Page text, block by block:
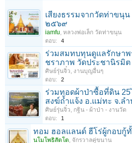
เสียงธรรมจากวัดท่าขนุ
๒๕๖๙
iamfu, หลวงพ่อเล็ก วัดท่าขนุน
ตอบ: 4
ร่วมสมทบทุนดูแลรักษา
ชราภาพ วัดประชานิรมิต
ศิษย์รุ่นจิ๋ว, งานบุญอื่นๆ
ตอบ: 2
ร่วมทอดผ้าป่าซื้อที่ดิน 25
สงฆ์ถ้ำแจ้ง อ.แม่ทะ จ.ลำ
ศิษย์รุ่นจิ๋ว, กฐิน - ผ้าป่า - งานวัด
ตอบ: 1
ทอม ฮอลแลนด์ ฮีโร่ผู้กอบกู้
นโมโพธิสัตโต, จักรวาลคู่ขนาน